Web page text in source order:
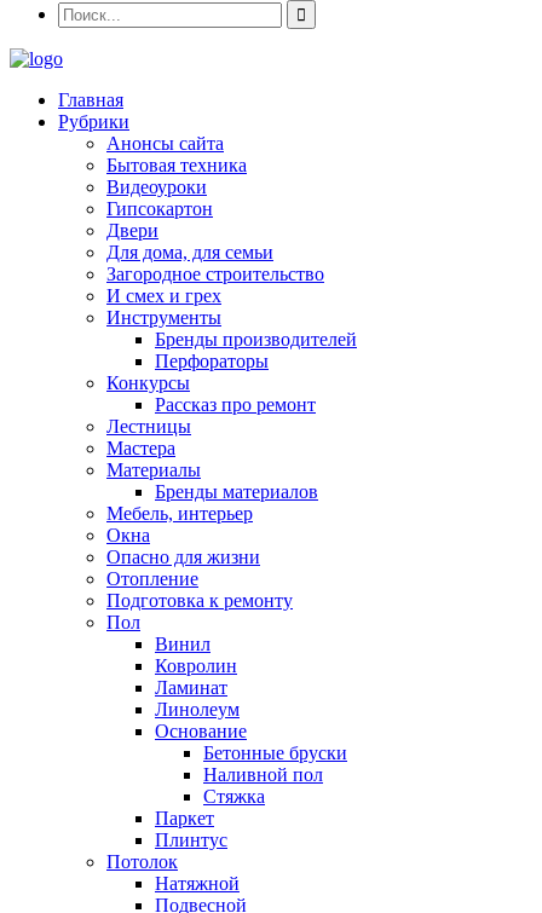
Главная
Рубрики
Анонсы сайта
Бытовая техника
Видеоуроки
Гипсокартон
Двери
Для дома, для семьи
Загородное строительство
И смех и грех
Инструменты
Бренды производителей
Перфораторы
Конкурсы
Рассказ про ремонт
Лестницы
Мастера
Материалы
Бренды материалов
Мебель, интерьер
Окна
Опасно для жизни
Отопление
Подготовка к ремонту
Пол
Винил
Ковролин
Ламинат
Линолеум
Основание
Бетонные бруски
Наливной пол
Стяжка
Паркет
Плинтус
Потолок
Натяжной
Подвесной